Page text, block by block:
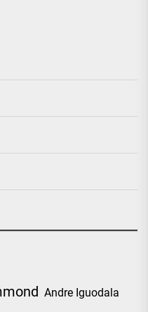
Andre Iguodala